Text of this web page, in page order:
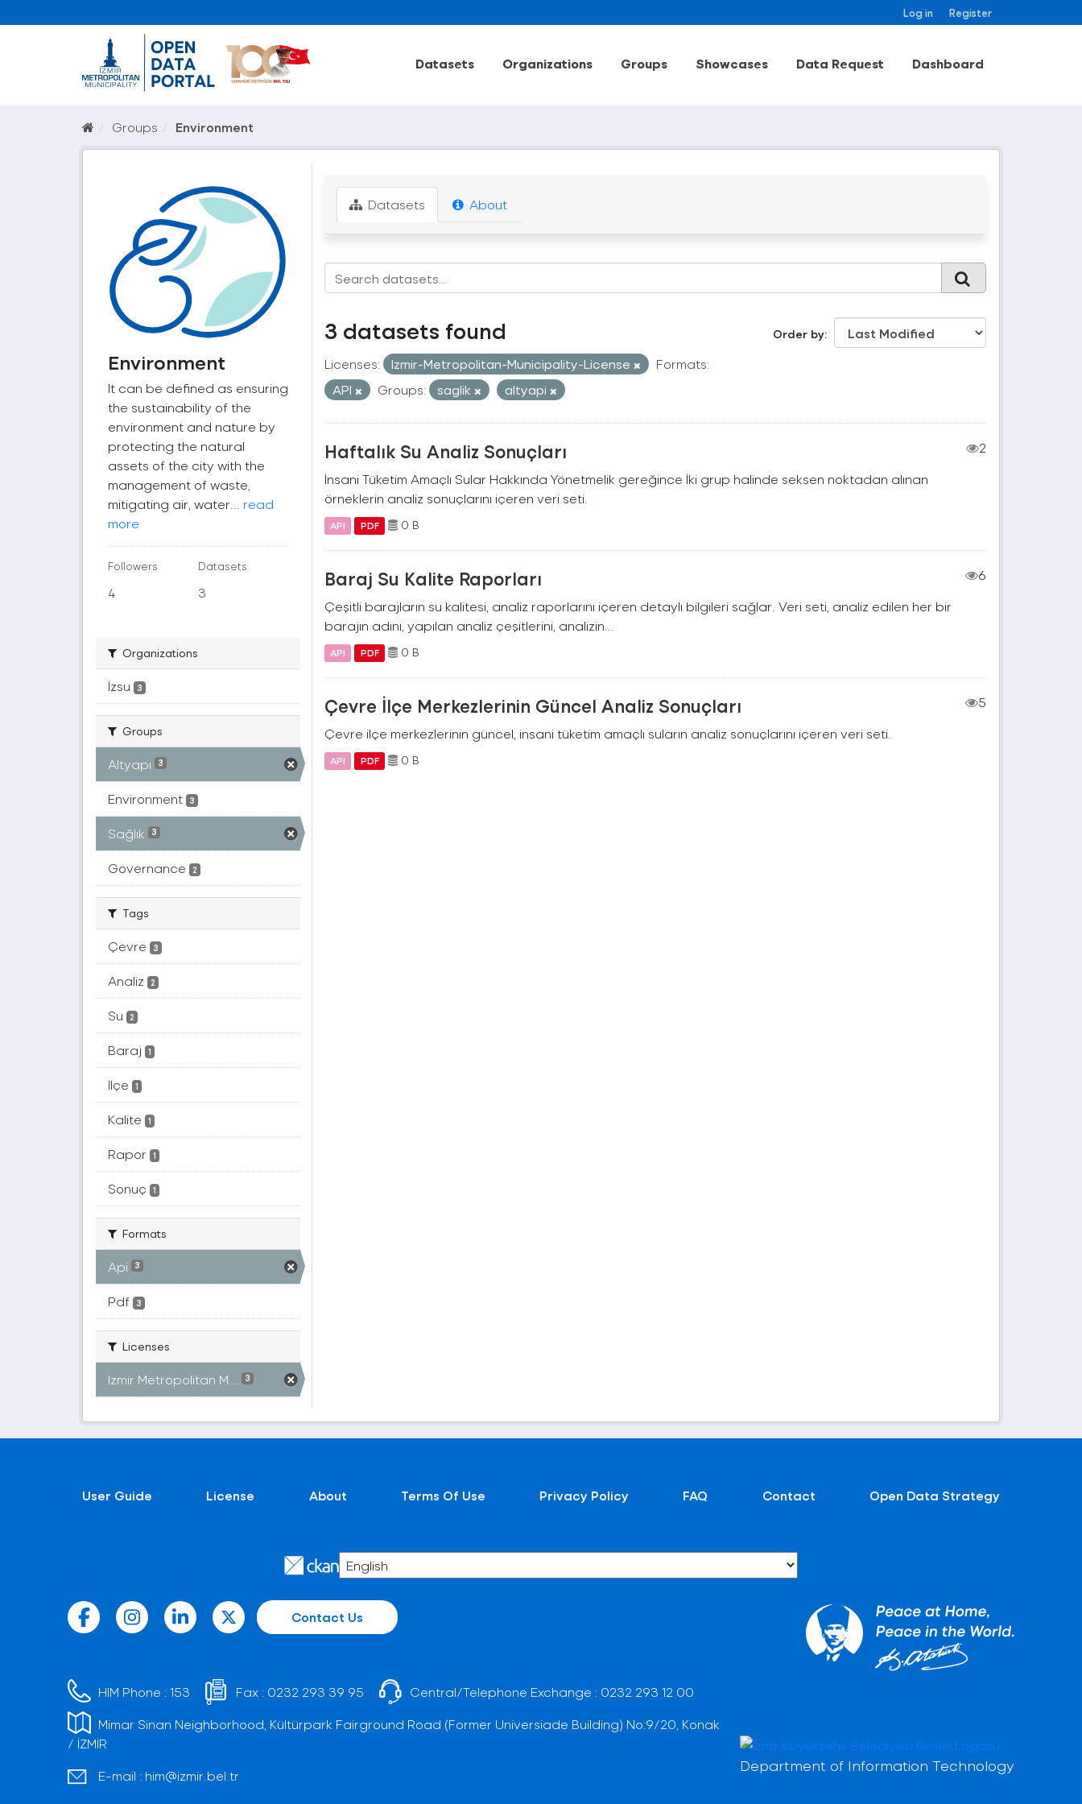
Log in Register
Datasets Organizations Groups Showcases Data Request Dashboard
Groups Environment
Environment
It can be defined as ensuring
the sustainability of the
environment and nature by
protecting the natural
assets of the city with the
management of waste,
mitigating air, water... read
more
Followers
4
Datasets
3
Organizations
İzsu 3
Groups
Altyapı 3
Environment 3
Sağlık 3
Governance 2
Tags
Çevre 3
Analiz 2
Su 2
Baraj 1
Ilçe 1
Kalite 1
Rapor 1
Sonuç 1
Formats
Api 3
Pdf 3
Licenses
Izmir Metropolitan M... 3
Datasets About
Order by
3 datasets found
Licenses: Izmir-Metropolitan-Municipality-License
Formats:
API
Groups: saglik altyapi
Haftalık Su Analiz Sonuçları
2
İnsani Tüketim Amaçlı Sular Hakkında Yönetmelik gereğince İki grup halinde seksen noktadan alınan
örneklerin analiz sonuçlarını içeren veri seti.
API PDF 0 B
Baraj Su Kalite Raporları
6
Çeşitli barajların su kalitesi, analiz raporlarını içeren detaylı bilgileri sağlar. Veri seti, analiz edilen her bir
barajın adını, yapılan analiz çeşitlerini, analizin...
API PDF 0 B
Çevre İlçe Merkezlerinin Güncel Analiz Sonuçları
5
Çevre ilçe merkezlerinin güncel, insani tüketim amaçlı suların analiz sonuçlarını içeren veri seti.
API PDF 0 B
User Guide License About Terms Of Use Privacy Policy FAQ Contact Open Data Strategy
Contact Us
HIM Phone :153 Fax : 0232 293 39 95 Central/Telephone Exchange : 0232 293 12 00
Mimar Sinan Neighborhood, Kültürpark Fairground Road (Former Universiade Building) No:9/20, Konak
/ İZMİR
E-mail : him@izmir.bel.tr
Department of Information Technology